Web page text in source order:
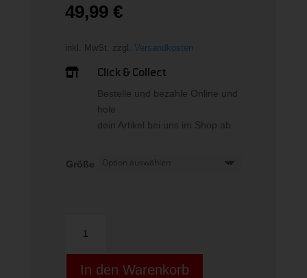
49,99 €
inkl. MwSt. zzgl. Versandkosten
 Click & Collect
Bestelle und bezahle Online und
hole
dein Artikel bei uns im Shop ab.
Größe
Menge
In den Warenkorb